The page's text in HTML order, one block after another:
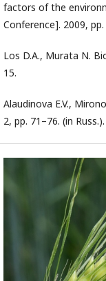
factors of the
Conference]. 2009, pp.
Los D.A., Murata N.
15.
Alaudinova E.V.,
2, pp. 71–76. (in Russ.).